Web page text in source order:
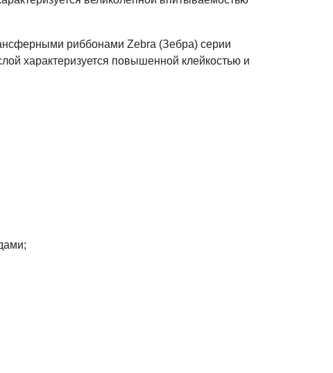
риббонами Zebra (Зебра) серии
характеризуется повышенной клейкостью и